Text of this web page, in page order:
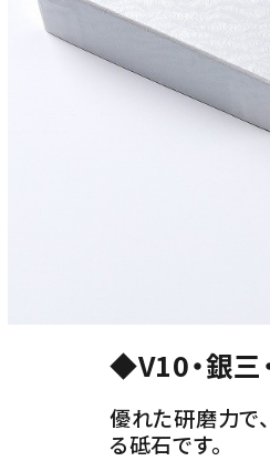
◆V10・銀三
優れた研磨力で
る砥石です。